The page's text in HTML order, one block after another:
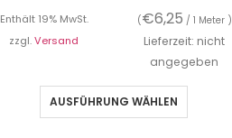
Enthält 19% MwSt. (€6,25 / 1 Meter )
zzgl.Versand
Lieferzeit: nicht
angegeben
AUSFÜHRUNG WÄHLEN